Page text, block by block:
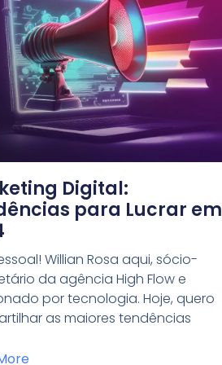
Digital:
para Lucrar em
Willian Rosa aqui, sócio-
da agência High Flow e
por tecnologia. Hoje, quero
as maiores tendências